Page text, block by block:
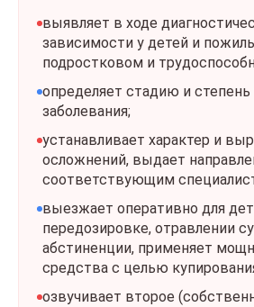
выявляет в ходе
зависимости у детей и
подростковом и
определяет стадию и
заболевания;
устанавливает характер и
осложнений, выдает
соответствующим
выезжает оперативно для
передозировке, отравлении
абстиненции, применяет
средства с целью
озвучивает второе